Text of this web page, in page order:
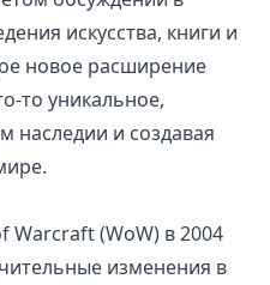
искусства, книги и
новое расширение
то уникальное,
наследии и создавая
Warcraft (WoW) в 2004
изменения в